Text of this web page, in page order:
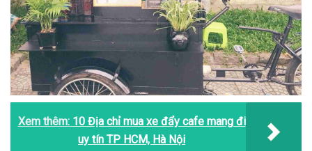
Xem thêm: 10 Địa chỉ mua xe đẩy cafe mang đi
uy tín TP HCM, Hà Nội